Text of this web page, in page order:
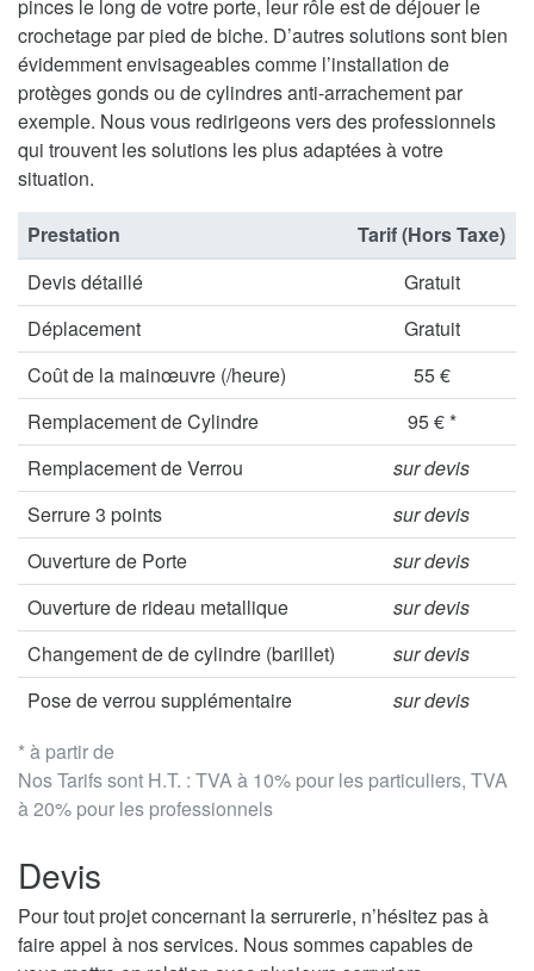
pinces le long de votre porte, leur rôle est de déjouer le
crochetage par pied de biche. D’autres solutions sont bien
évidemment envisageables comme l’installation de
protèges gonds ou de cylindres anti-arrachement par
exemple. Nous vous redirigeons vers des professionnels
qui trouvent les solutions les plus adaptées à votre
situation.
* à partir de
Nos Tarifs sont H.T. : TVA à 10% pour les particuliers, TVA
à 20% pour les professionnels
Prestation
Tarif (Hors Taxe)
Devis détaillé
Gratuit
Déplacement
Gratuit
Coût de la mainœuvre (/heure)
55 €
Remplacement de Cylindre
95 € *
Remplacement de Verrou
sur devis
Serrure 3 points
sur devis
Ouverture de Porte
sur devis
Ouverture de rideau metallique
sur devis
Changement de de cylindre (barillet)
sur devis
Pose de verrou supplémentaire
sur devis
Devis
Pour tout projet concernant la serrurerie, n’hésitez pas à
faire appel à nos services. Nous sommes capables de